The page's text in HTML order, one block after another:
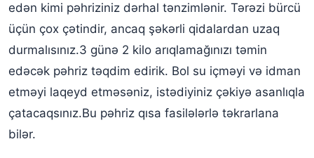
edən kimi pəhriziniz dərhal tənzimlənir. Tərəzi bürcü
üçün çox çətindir, ancaq şəkərli qidalardan uzaq
durmalısınız.3 günə 2 kilo arıqlamağınızı təmin
edəcək pəhriz təqdim edirik. Bol su içməyi və idman
etməyi laqeyd etməsəniz, istədiyiniz çəkiyə asanlıqla
çatacaqsınız.Bu pəhriz qısa fasilələrlə təkrarlana
bilər.